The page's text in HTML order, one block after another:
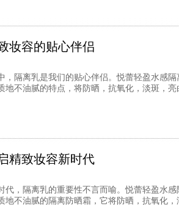
妆容的贴心伴侣
，隔离乳是我们的贴心伴侣。悦蕾轻盈水感
地不油腻的特点，将防晒，抗氧化，淡斑，
精致妆容新时代
代，隔离乳的重要性不言而喻。悦蕾轻盈水
地不油腻的隔离防晒霜，它将防晒，抗氧化